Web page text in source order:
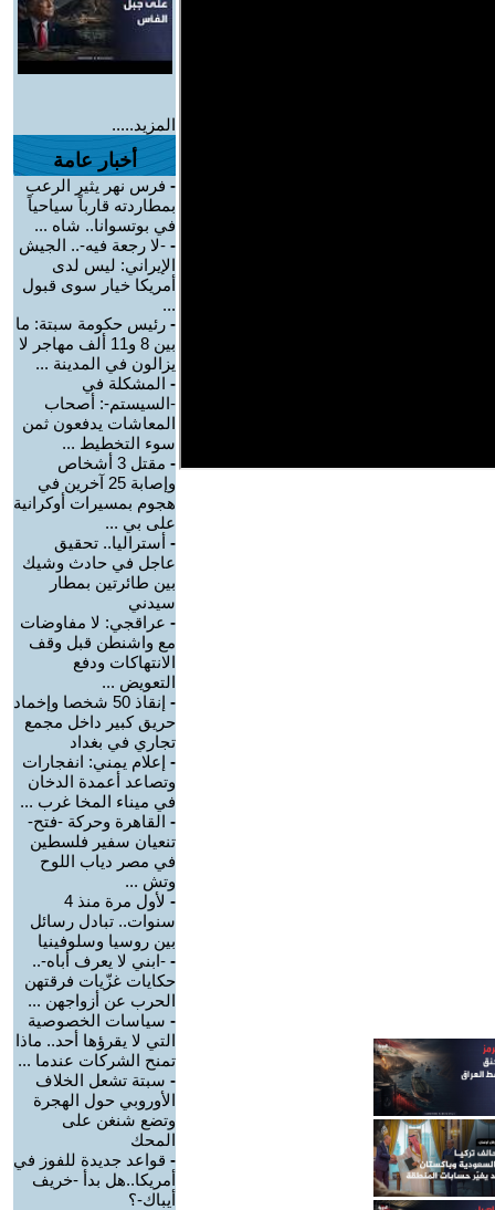
المزيد.....
أخبار عامة
- فرس نهر يثير الرعب
بمطاردته قارباً سياحياً
في بوتسوانا.. شاه ...
- -لا رجعة فيه-.. الجيش
الإيراني: ليس لدى
أمريكا خيار سوى قبول
...
- رئيس حكومة سبتة: ما
بين 8 و11 ألف مهاجر لا
يزالون في المدينة ...
- المشكلة في
-السيستم-: أصحاب
المعاشات يدفعون ثمن
سوء التخطيط ...
-
مقتل 3 أشخاص
وإصابة 25 آخرين في
هجوم بمسيرات أوكرانية
على بي ...
- أستراليا.. تحقيق
عاجل في حادث وشيك
بين طائرتين بمطار
سيدني
- عراقجي: لا مفاوضات
مع واشنطن قبل وقف
الانتهاكات ودفع
التعويض ...
-
إنقاذ 50 شخصا وإخماد
حريق كبير داخل مجمع
تجاري في بغداد
- إعلام يمني: انفجارات
وتصاعد أعمدة الدخان
في ميناء المخا غرب ...
- القاهرة وحركة -فتح-
تنعيان سفير فلسطين
في مصر دياب اللوح
وتش ...
-
لأول مرة منذ 4
سنوات.. تبادل رسائل
بين روسيا وسلوفينيا
- -ابني لا يعرف أباه-..
حكايات غزّيات فرقتهن
الحرب عن أزواجهن ...
- سياسات الخصوصية
التي لا يقرؤها أحد.. ماذا
تمنح الشركات عندما ...
- سبتة تشعل الخلاف
الأوروبي حول الهجرة
وتضع شنغن على
المحك
- قواعد جديدة للفوز في
أمريكا..هل بدأ -خريف
أيباك-؟